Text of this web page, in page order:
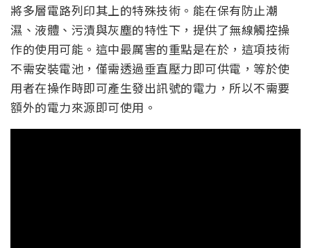
將多層電路列印其上的特殊技術。能在保有防止潮
濕、液體、污漬與灰塵的特性下，提供了無線觸控操
作的使用可能。這中最厲害的重點是在於，這項技術
不需安裝電池，僅需透過垂直壓力即可供電，等於使
用者在操作時即可產生發出訊號的電力，所以不需要
額外的電力來源即可使用。